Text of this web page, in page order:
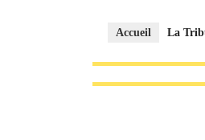
Accueil La